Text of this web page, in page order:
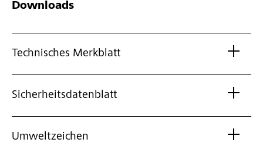
Downloads
Technisches Merkblatt
Sicherheitsdatenblatt
Umweltzeichen